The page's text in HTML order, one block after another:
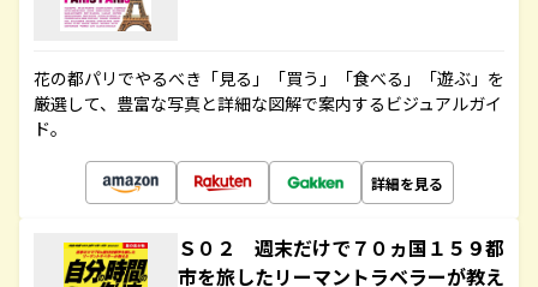
花の都パリでやるべき「見る」「買う」「食べる」「遊ぶ」を
厳選して、豊富な写真と詳細な図解で案内するビジュアルガイ
ド。
詳細を見る
Ｓ０２ 週末だけで７０ヵ国１５９都
市を旅したリーマントラベラーが教え